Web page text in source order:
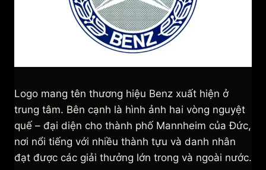
Logo mang tên thương hiệu Benz xuất hiện ở
trung tâm. Bên cạnh là hình ảnh hai vòng nguyệt
quế – đại diện cho thành phố Mannheim của Đức,
nơi nổi tiếng với nhiều thành tựu và danh nhân
đạt được các giải thưởng lớn trong và ngoài nước.